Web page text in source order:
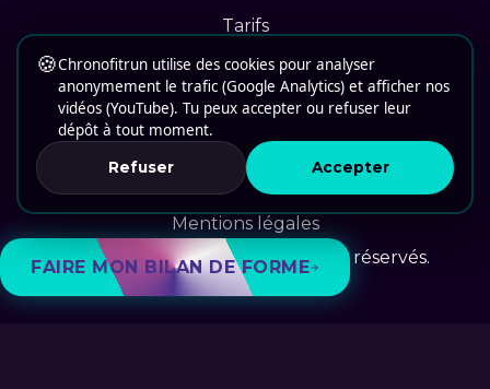
Tarifs
Actus
Recrutement
Contact
CGV
Mentions légales
© 2026 Chronofitrun. Tous droits réservés.
FAIRE MON BILAN DE FORME
🍪Chronofitrun utilise des cookies pour analyser
anonymement le trafic (Google Analytics) et afficher nos
vidéos (YouTube). Tu peux accepter ou refuser leur
dépôt à tout moment.
Refuser Accepter